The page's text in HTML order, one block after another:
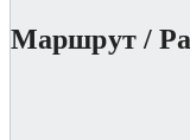
Маршрут /